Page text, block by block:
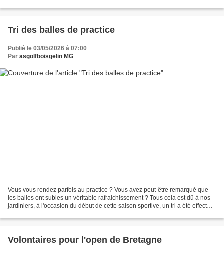
Tri des balles de practice
Publié le 03/05/2026 à 07:00
Par asgolfboisgelin MG
Vous vous rendez parfois au practice ? Vous avez peut-être remarqué que
les balles ont subies un véritable rafraichissement ? Tous cela est dû à nos
jardiniers, à l'occasion du début de cette saison sportive, un tri a été effectué
Volontaires pour l'open de Bretagne